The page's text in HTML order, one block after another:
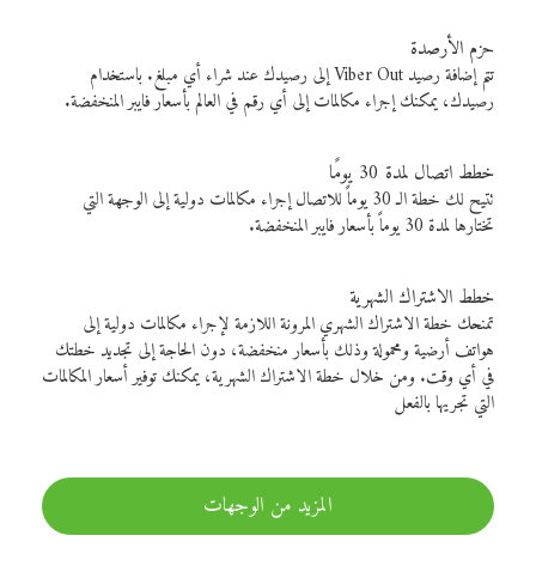
حزم الأرصدة
تتم إضافة رصيد Viber Out إلى رصيدك عند شراء أي مبلغ. باستخدام
رصيدك، يمكنك إجراء مكالمات إلى أي رقم في العالم بأسعار فايبر المنخفضة.
خطط اتصال لمدة 30 يومًا
تتيح لك خطة الـ 30 يوماً للاتصال إجراء مكالمات دولية إلى الوجهة التي
تختارها لمدة 30 يوماً بأسعار فايبر المنخفضة.
خطط الاشتراك الشهرية
تمنحك خطة الاشتراك الشهري المرونة اللازمة لإجراء مكالمات دولية إلى
هواتف أرضية ومحمولة وذلك بأسعار منخفضة، دون الحاجة إلى تجديد خطتك
في أي وقت. ومن خلال خطة الاشتراك الشهرية، يمكنك توفير أسعار المكالمات
التي تجريها بالفعل
المزيد من الوجهات